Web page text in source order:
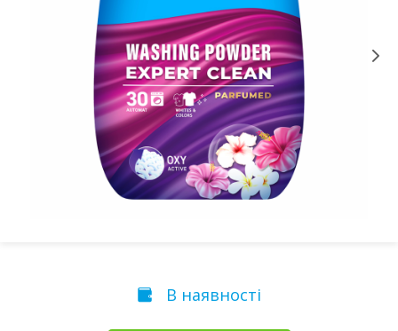
В наявності